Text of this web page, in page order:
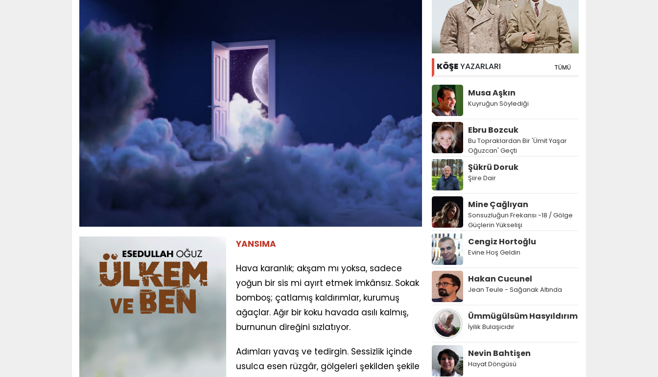
YANSIMA
Hava karanlık; akşam mı yoksa, sadece
yoğun bir sis mi ayırt etmek imkânsız. Sokak
bomboş; çatlamış kaldırımlar, kurumuş
ağaçlar. Ağır bir koku havada asılı kalmış,
burnunun direğini sızlatıyor.
Adımları yavaş ve tedirgin. Sessizlik içinde
usulca esen rüzgâr, gölgeleri şekilden şekile
KÖŞEYAZARLARI TÜMÜ
Musa Aşkın
Kuyruğun Söylediği
Ebru Bozcuk
Bu Topraklardan Bir 'Ümit Yaşar
Oğuzcan' Geçti
Şükrü Doruk
Şiire Dair
Mine Çağlıyan
Sonsuzluğun Frekansı -18 / Gölge
Güçlerin Yükselişi
Cengiz Hortoğlu
Evine Hoş Geldin
Hakan Cucunel
Jean Teule - Sağanak Altında
Ümmügülsüm Hasyıldırım
İyilik Bulaşıcıdır
Nevin Bahtişen
Hayat Döngüsü